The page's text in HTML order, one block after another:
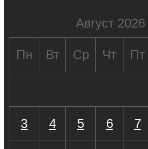
Август 2026
Пн Вт Ср Чт Пт
3 4 5 6 7